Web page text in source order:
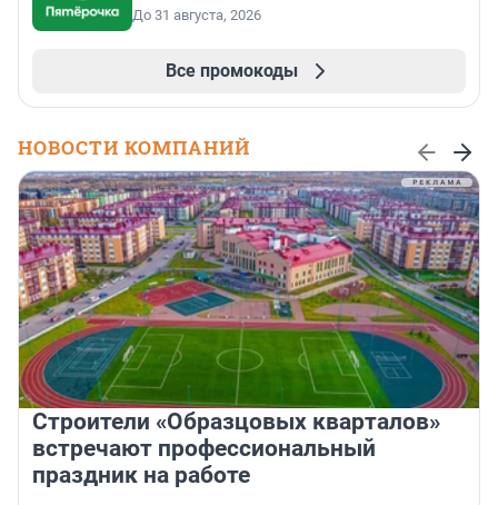
До 31 августа, 2026
Все промокоды
НОВОСТИ КОМПАНИЙ
Строители «Образцовых кварталов»
встречают профессиональный
праздник на работе